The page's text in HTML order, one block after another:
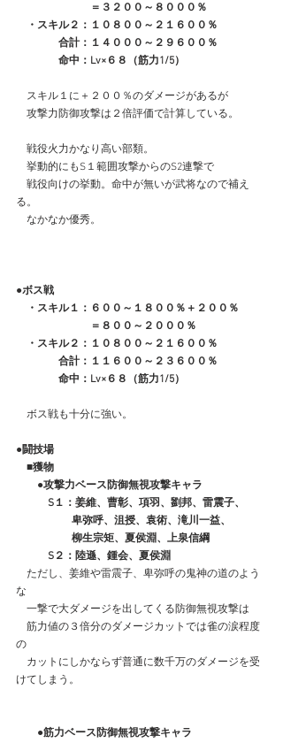
＝３２００～８０００％
・スキル２：１０８００～２１６００％
合計：１４０００～２９６００％
命中：Lv×６８（筋力1/5）
スキル１に＋２００％のダメージがあるが
攻撃力防御攻撃は２倍評価で計算している。
戦役火力かなり高い部類。
挙動的にもS１範囲攻撃からのS2連撃で
戦役向けの挙動。命中が無いが武将なので補え
る。
なかなか優秀。
●ボス戦
・スキル１：６００～１８００％＋２００％
＝８００～２０００％
・スキル２：１０８００～２１６００％
合計：１１６００～２３６００％
命中：Lv×６８（筋力1/5）
ボス戦も十分に強い。
●闘技場
■獲物
●攻撃力ベース防御無視攻撃キャラ
S１：姜維、曹彰、項羽、劉邦、雷震子、
卑弥呼、沮授、袁術、滝川一益、
柳生宗矩、夏侯淵、上泉信綱
S２：陸遜、鍾会、夏侯淵
ただし、姜維や雷震子、卑弥呼の鬼神の道のよう
な
一撃で大ダメージを出してくる防御無視攻撃は
筋力値の３倍分のダメージカットでは雀の涙程度
の
カットにしかならず普通に数千万のダメージを受
けてしまう。
●筋力ベース防御無視攻撃キャラ